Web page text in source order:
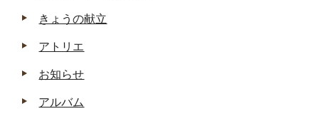
きょうの献立
アトリエ
お知らせ
アルバム